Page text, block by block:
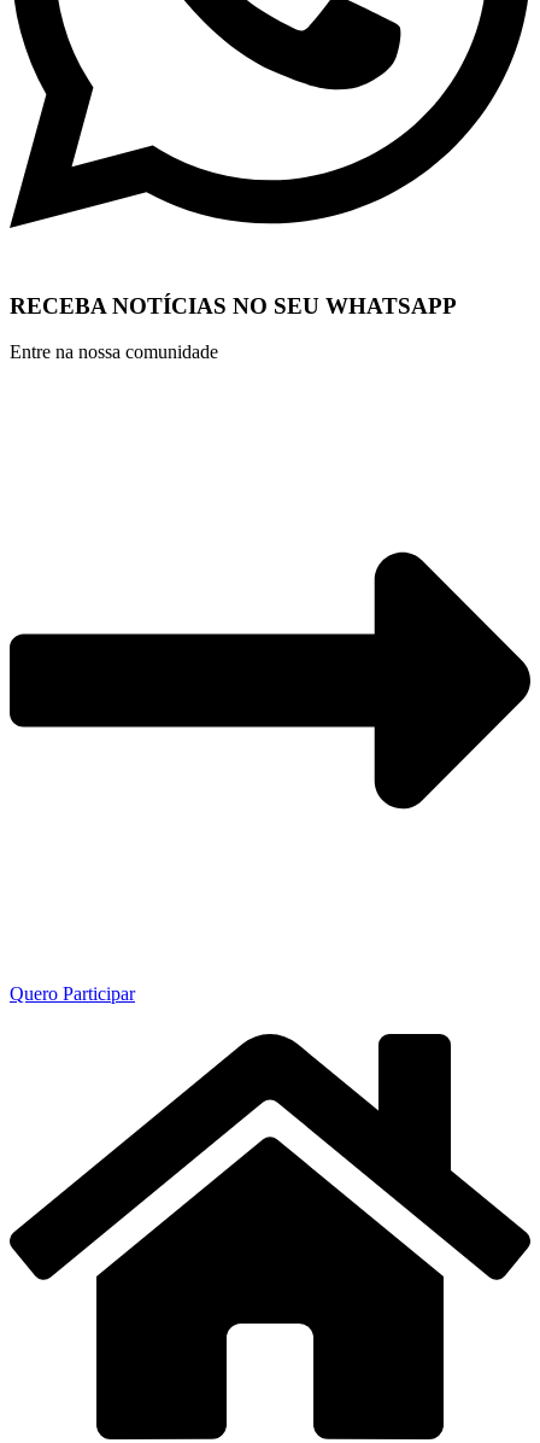
RECEBA NOTÍCIAS NO SEU WHATSAPP
Entre na nossa comunidade
Quero Participar